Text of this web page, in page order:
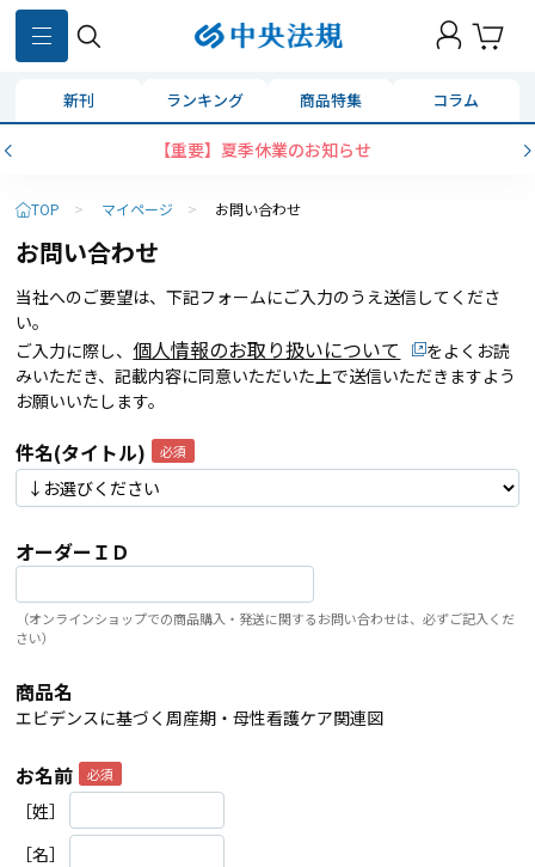
新刊 ランキング 商品特集 コラム
【重要】夏季休業のお知らせ
TOP > マイページ > お問い合わせ
お問い合わせ
当社へのご要望は、下記フォームにご入力のうえ送信してくださ
い。
ご入力に際し、 個人情報のお取り扱いについて
をよくお読
みいただき、記載内容に同意いただいた上で送信いただきますよう
お願いいたします。
件名(タイトル)
オーダーＩＤ
（オンラインショップでの商品購入・発送に関するお問い合わせは、必ずご記入くだ
さい）
商品名
エビデンスに基づく周産期・母性看護ケア関連図
お名前
［姓］
［名］